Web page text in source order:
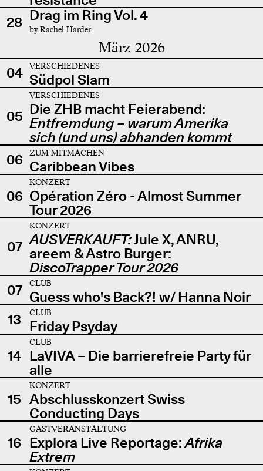
28 Drag im Ring Vol. 4
by Rachel Harder
März 2026
04 VERSCHIEDENES
Südpol Slam
05
VERSCHIEDENES
Die ZHB macht Feierabend:
Entfremdung – warum Amerika
sich (und uns) abhanden kommt
06
ZUM MITMACHEN
Caribbean Vibes
06
KONZERT
Opération Zéro - Almost Summer
Tour 2026
07
KONZERT
AUSVERKAUFT:Jule X, ANRU,
areem & Astro Burger:
DiscoTrapper Tour 2026
07
CLUB
Guess who's Back?! w/ Hanna Noir
13
CLUB
Friday Psyday
14
CLUB
LaVIVA – Die barrierefreie Party für
alle
15
KONZERT
Abschlusskonzert Swiss
Conducting Days
16
GASTVERANSTALTUNG
Explora Live Reportage:Afrika
Extrem